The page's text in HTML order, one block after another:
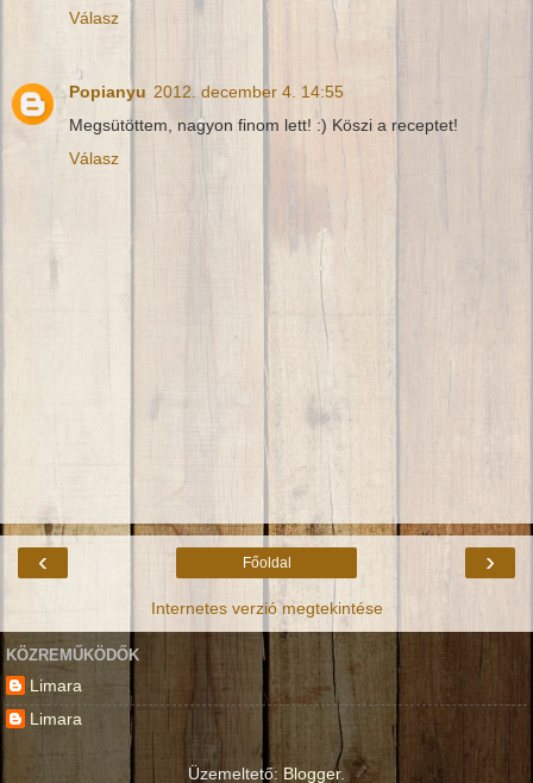
Válasz
Popianyu 2012. december 4. 14:55
Megsütöttem, nagyon finom lett! :) Köszi a receptet!
Válasz
‹ ›
Főoldal
Internetes verzió megtekintése
KÖZREMŰKÖDŐK
Limara
Limara
Üzemeltető: Blogger.